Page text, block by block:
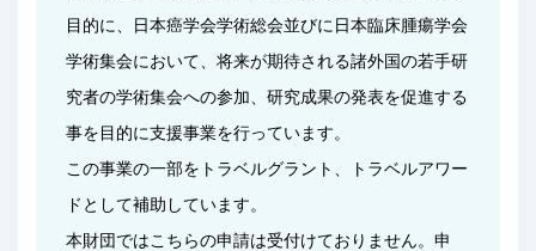
目的に、日本癌学会学術総会並びに日本臨床腫瘍学会
学術集会において、将来が期待される諸外国の若手研
究者の学術集会への参加、研究成果の発表を促進する
事を目的に支援事業を行っています。
この事業の一部をトラベルグラント、トラベルアワー
ドとして補助しています。
本財団ではこちらの申請は受付けておりません。申